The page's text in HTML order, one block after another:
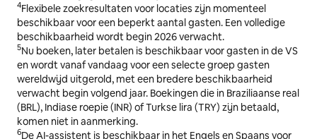
4Flexibele zoekresultaten voor locaties zijn momenteel
beschikbaar voor een beperkt aantal gasten. Een volledige
beschikbaarheid wordt begin 2026 verwacht.
5Nu boeken, later betalen is beschikbaar voor gasten in de VS
en wordt vanaf vandaag voor een selecte groep gasten
wereldwijd uitgerold, met een bredere beschikbaarheid
verwacht begin volgend jaar. Boekingen die in Braziliaanse real
(BRL), Indiase roepie (INR) of Turkse lira (TRY) zijn betaald,
komen niet in aanmerking.
6De AI-assistent is beschikbaar in het Engels en Spaans voor